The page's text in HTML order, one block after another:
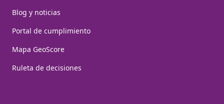
Blog y noticias
Portal de cumplimiento
Mapa GeoScore
Ruleta de decisiones